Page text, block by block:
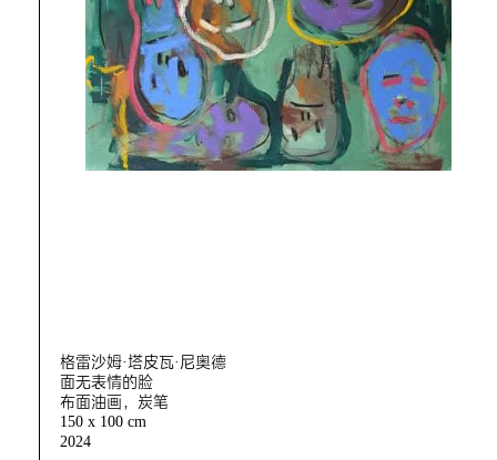
格雷沙姆·塔皮瓦·尼奥德
面无表情的脸
布面油画，炭笔
150 x 100 cm
2024